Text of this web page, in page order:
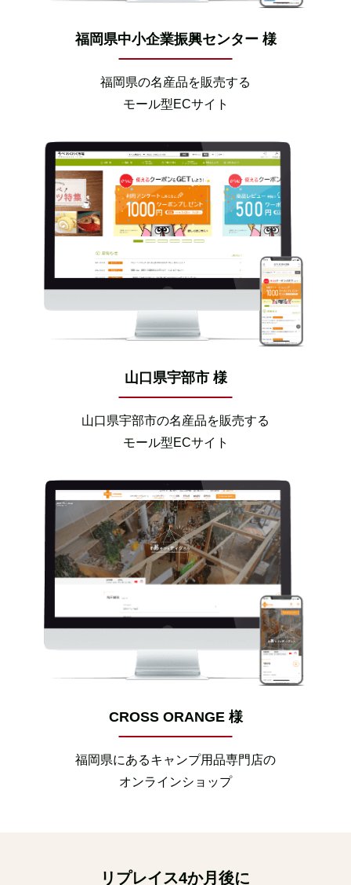
福岡県中小企業振興センター 様
福岡県の名産品を販売する
モール型ECサイト
山口県宇部市 様
山口県宇部市の名産品を販売する
モール型ECサイト
CROSS ORANGE 様
福岡県にあるキャンプ用品専門店の
オンラインショップ
リプレイス4か月後に